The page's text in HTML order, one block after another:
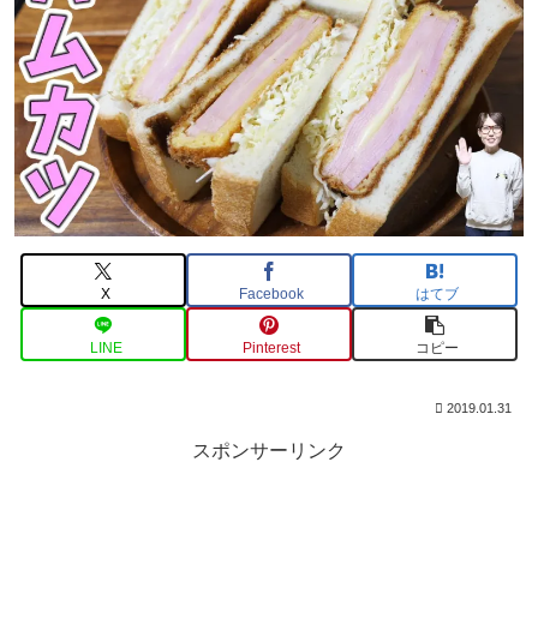
X Facebook はてブ
LINE Pinterest コピー
2019.01.31
スポンサーリンク